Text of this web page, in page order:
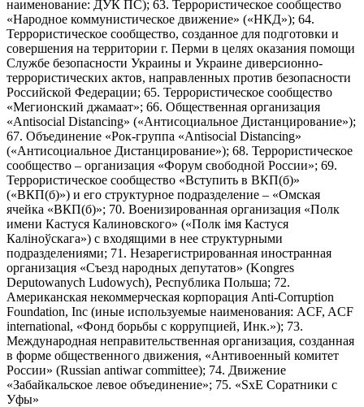
наименование: ДУК ПС); 63. Террористическое сообщество
«Народное коммунистическое движение» («НКД»); 64.
Террористическое сообщество, созданное для подготовки и
совершения на территории г. Перми в целях оказания помощи
Службе безопасности Украины и Украине диверсионно-
террористических актов, направленных против безопасности
Российской Федерации; 65. Террористическое сообщество
«Мегионский джамаат»; 66. Общественная организация
«Antisocial Distancing» («Антисоциальное Дистанцирование»);
67. Объединение «Рок-группа «Antisocial Distancing»
(«Антисоциальное Дистанцирование»); 68. Террористическое
сообщество – организация «Форум свободной России»; 69.
Террористическое сообщество «Вступить в ВКП(б)»
(«ВКП(б)») и его структурное подразделение – «Омская
ячейка «ВКП(б)»; 70. Военизированная организация «Полк
имени Кастуся Калиновского» («Полк iмя Кастуся
Калiноўскага») с входящими в нее структурными
подразделениями; 71. Незарегистрированная иностранная
организация «Съезд народных депутатов» (Kongres
Deputowanych Ludowych), Республика Польша; 72.
Американская некоммерческая корпорация Anti-Corruption
Foundation, Inc (иные используемые наименования: ACF, ACF
international, «Фонд борьбы с коррупцией, Инк.»); 73.
Международная неправительственная организация, созданная
в форме общественного движения, «Антивоенный комитет
России» (Russian antiwar committee); 74. Движение
«Забайкальское левое объединение»; 75. «SxE Соратники с
Уфы»